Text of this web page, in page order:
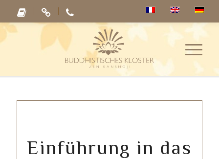
Einführung in das